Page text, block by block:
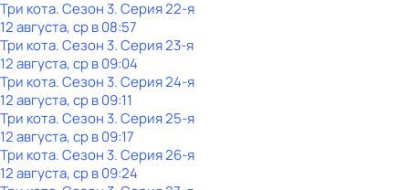
Три кота. Сезон 3. Серия 22-я
12 августа, ср в 08:57
Три кота. Сезон 3. Серия 23-я
12 августа, ср в 09:04
Три кота. Сезон 3. Серия 24-я
12 августа, ср в 09:11
Три кота. Сезон 3. Серия 25-я
12 августа, ср в 09:17
Три кота. Сезон 3. Серия 26-я
12 августа, ср в 09:24